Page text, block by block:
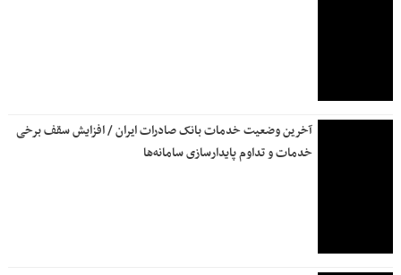
آخرین وضعیت خدمات بانک صادرات ایران / افزایش سقف برخی
خدمات و تداوم پایدارسازی سامانه‌ها